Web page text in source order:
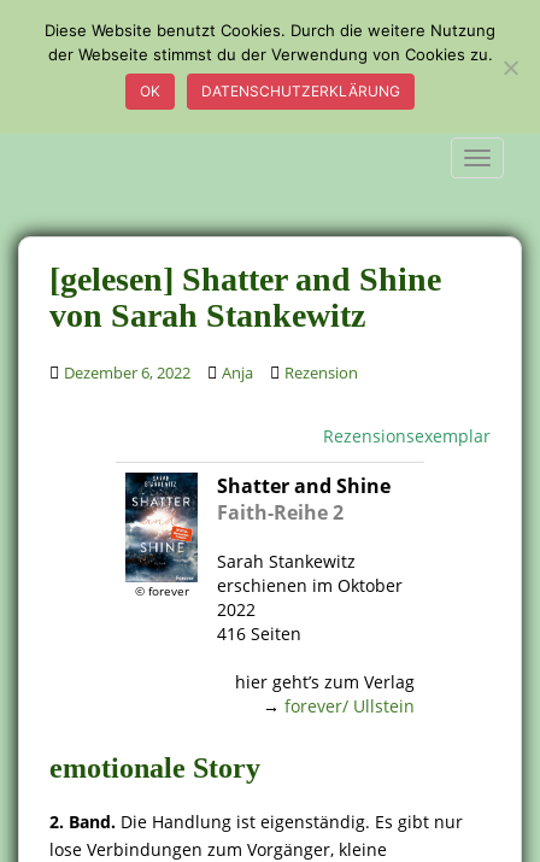
[gelesen] Shatter and Shine
von Sarah Stankewitz
Dezember 6, 2022 Anja Rezension
Rezensionsexemplar
© forever
Shatter and Shine
Faith-Reihe 2
Sarah Stankewitz
erschienen im Oktober
2022
416 Seiten
hier geht’s zum Verlag
→ forever/ Ullstein
emotionale Story
2. Band. Die Handlung ist eigenständig. Es gibt nur
lose Verbindungen zum Vorgänger, kleine
Diese Website benutzt Cookies. Durch die weitere Nutzung
der Webseite stimmst du der Verwendung von Cookies zu.
OK DATENSCHUTZERKLÄRUNG